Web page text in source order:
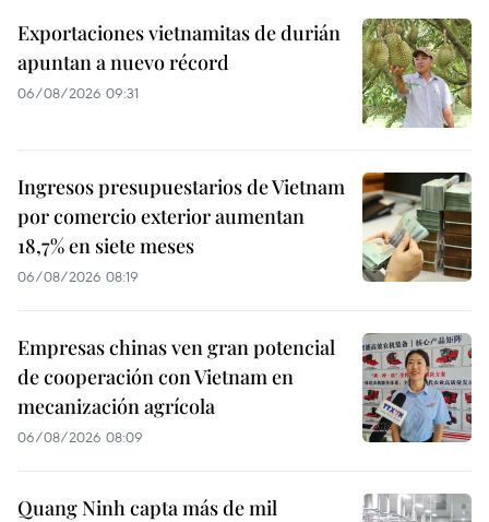
Exportaciones vietnamitas de durián
apuntan a nuevo récord
06/08/2026 09:31
Ingresos presupuestarios de Vietnam
por comercio exterior aumentan
18,7% en siete meses
06/08/2026 08:19
Empresas chinas ven gran potencial
de cooperación con Vietnam en
mecanización agrícola
06/08/2026 08:09
Quang Ninh capta más de mil